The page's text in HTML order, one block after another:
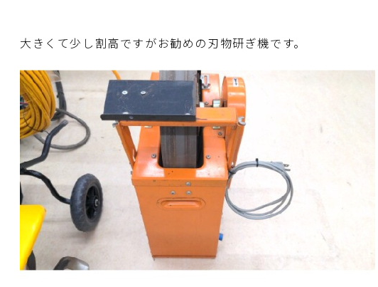
大きくて少し割高ですがお勧めの刃物研ぎ機です。